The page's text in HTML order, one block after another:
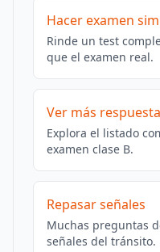
Hacer examen
Rinde un test
que el examen real.
Ver más
Explora el listado
examen clase B.
Repasar señales
Muchas preguntas
señales del tránsito.